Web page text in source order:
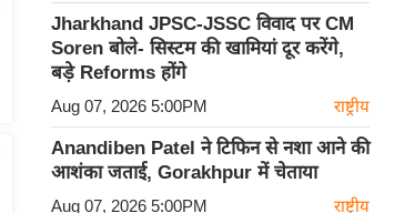
Jharkhand JPSC-JSSC विवाद पर CM
Soren बोले- सिस्टम की खामियां दूर करेंगे,
बड़े Reforms होंगे
Aug 07, 2026 5:00PM राष्ट्रीय
Anandiben Patel ने टिफिन से नशा आने की
आशंका जताई, Gorakhpur में चेताया
Aug 07, 2026 5:00PM राष्ट्रीय